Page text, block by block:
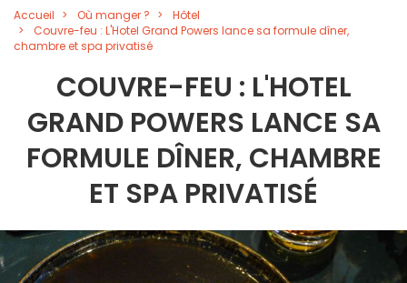
Accueil Où manger ?
Hôtel
Couvre-feu : L'Hotel Grand Powers lance sa formule dîner,
chambre et spa privatisé
COUVRE-FEU : L'HOTEL
GRAND POWERS LANCE SA
FORMULE DÎNER, CHAMBRE
ET SPA PRIVATISÉ